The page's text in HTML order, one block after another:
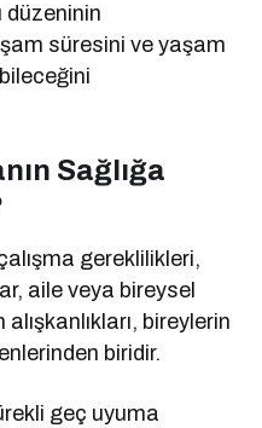
düzeninin
süresini ve yaşam
Sağlığa
gereklilikleri,
aile veya bireysel
bireylerin
biridir.
geç uyuma